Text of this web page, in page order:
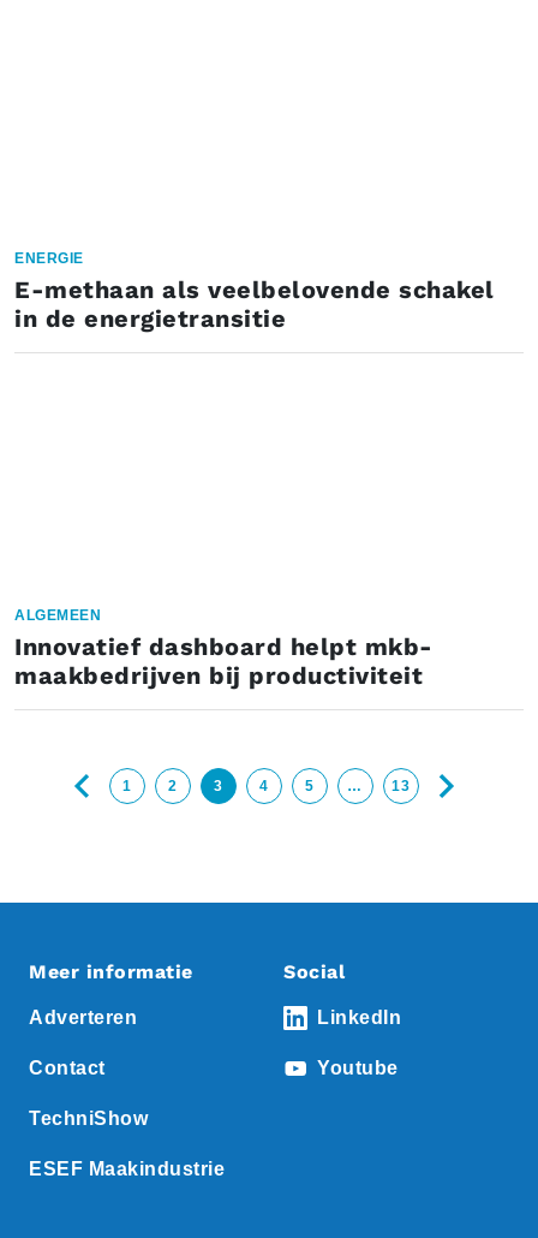
ENERGIE
E-methaan als veelbelovende schakel
in de energietransitie
ALGEMEEN
Innovatief dashboard helpt mkb-
maakbedrijven bij productiviteit
1 2 3 4 5 … 13
Meer informatie
Adverteren
Contact
TechniShow
ESEF Maakindustrie
Social
LinkedIn
Youtube